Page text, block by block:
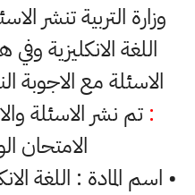
وزارة التربية تنشر
اللغة الانكليزية
الاسئلة مع الاجوبة
: تم نشر الاسئلة
الامتحان
• اسم المادة : اللغة